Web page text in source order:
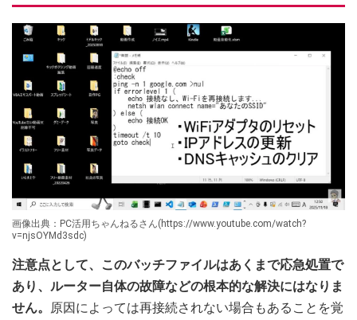
画像出典：PC活用ちゃんねるさん(https://www.youtube.com/watch?
v=njsOYMd3sdc)
注意点として、このバッチファイルはあくまで応急処置で
あり、ルーター自体の故障などの根本的な解決にはなりま
せん。
原因によっては再接続されない場合もあることを覚